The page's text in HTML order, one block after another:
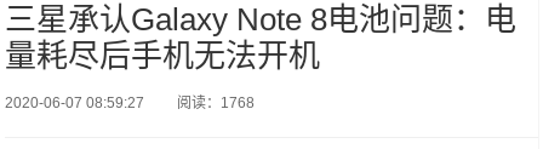
三星承认Galaxy Note 8电池问题：电
量耗尽后手机无法开机
2020-06-07 08:59:27 阅读：1768